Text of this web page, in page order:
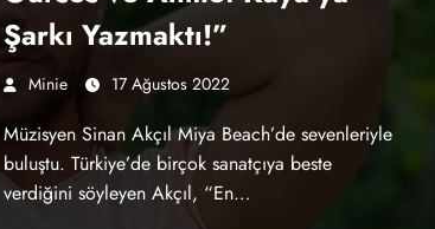
Şarkı Yazmaktı!”
Minie 17 Ağustos 2022
Müzisyen Sinan Akçıl Miya Beach’de sevenleriyle
buluştu. Türkiye’de birçok sanatçıya beste
verdiğini söyleyen Akçıl, “En…